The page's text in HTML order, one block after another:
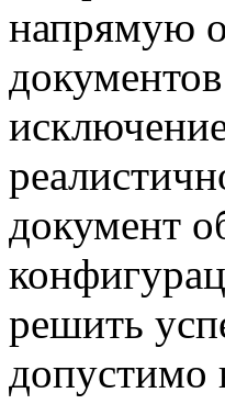
напрямую
документ
решить
допустимо